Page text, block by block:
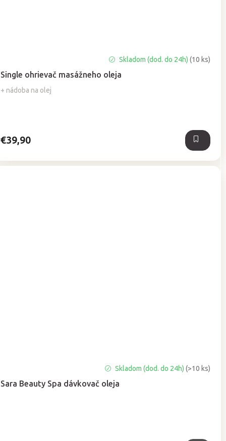
Single ohrievač masážneho oleja
+ nádoba na olej
hodnotenie
produktu
je
Skladom (dod. do 24h)(10 ks)
€39,90
Sara Beauty Spa dávkovač oleja
produktu
Skladom (dod. do 24h)(>10 ks)